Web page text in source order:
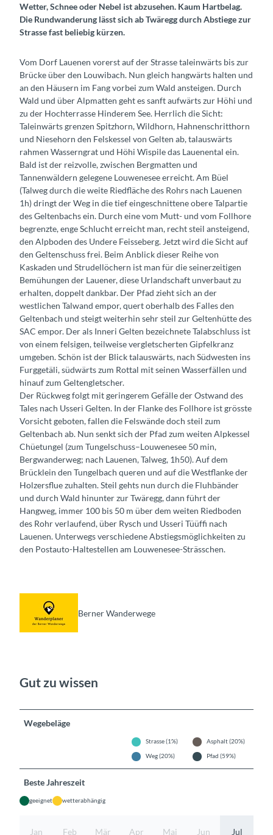
Wetter, Schnee oder Nebel ist abzusehen. Kaum Hartbelag.
Die Rundwanderung lässt sich ab Twäregg durch Abstiege zur
Strasse fast beliebig kürzen.
Vom Dorf Lauenen vorerst auf der Strasse taleinwärts bis zur
Brücke über den Louwibach. Nun gleich hangwärts halten und
an den Häusern im Fang vorbei zum Wald ansteigen. Durch
Wald und über Alpmatten geht es sanft aufwärts zur Höhi und
zu der Hochterrasse Hinderem See. Herrlich die Sicht:
Taleinwärts grenzen Spitzhorn, Wildhorn, Hahnenschritthorn
und Niesehorn den Felskessel von Gelten ab, talauswärts
rahmen Wasserngrat und Höhi Wispile das Lauenental ein.
Bald ist der reizvolle, zwischen Bergmatten und
Tannenwäldern gelegene Louwenesee erreicht. Am Büel
(Talweg durch die weite Riedfläche des Rohrs nach Lauenen
1h) dringt der Weg in die tief eingeschnittene obere Talpartie
des Geltenbachs ein. Durch eine vom Mutt- und vom Follhore
begrenzte, enge Schlucht erreicht man, recht steil ansteigend,
den Alpboden des Undere Feisseberg. Jetzt wird die Sicht auf
den Geltenschuss frei. Beim Anblick dieser Reihe von
Kaskaden und Strudellöchern ist man für die seinerzeitigen
Bemühungen der Lauener, diese Urlandschaft unverbaut zu
erhalten, doppelt dankbar. Der Pfad zieht sich an der
westlichen Talwand empor, quert oberhalb des Falles den
Geltenbach und steigt weiterhin sehr steil zur Geltenhütte des
SAC empor. Der als Inneri Gelten bezeichnete Talabschluss ist
von einem felsigen, teilweise vergletscherten Gipfelkranz
umgeben. Schön ist der Blick talauswärts, nach Südwesten ins
Furggetäli, südwärts zum Rottal mit seinen Wasserfällen und
hinauf zum Geltengletscher.
Der Rückweg folgt mit geringerem Gefälle der Ostwand des
Tales nach Usseri Gelten. In der Flanke des Follhore ist grösste
Vorsicht geboten, fallen die Felswände doch steil zum
Geltenbach ab. Nun senkt sich der Pfad zum weiten Alpkessel
Chüetungel (zum Tungelschuss–Louwenesee 50 min,
Bergwanderweg; nach Lauenen, Talweg, 1h50). Auf dem
Brücklein den Tungelbach queren und auf die Westflanke der
Holzersflue zuhalten. Steil gehts nun durch die Fluhbänder
und durch Wald hinunter zur Twäregg, dann führt der
Hangweg, immer 100 bis 50 m über dem weiten Riedboden
des Rohr verlaufend, über Rysch und Usseri Tüüffi nach
Lauenen. Unterwegs verschiedene Abstiegsmöglichkeiten zu
den Postauto-Haltestellen am Louwenesee-Strässchen.
Berner Wanderwege
Gut zu wissen
Wegebeläge
Strasse (1%)
Asphalt (20%)
Weg (20%)
Pfad (59%)
Beste Jahreszeit
geeignet wetterabhängig
Jan Feb Mär Apr Mai Jun Jul